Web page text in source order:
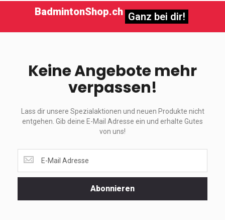
BadmintonShop.ch Ganz bei dir!
Keine Angebote mehr
verpassen!
Lass dir unsere Spezialaktionen und neuen Produkte nicht
entgehen. Gib deine E-Mail Adresse ein und erhalte Gutes
von uns!
dir
unsere
Abonnieren